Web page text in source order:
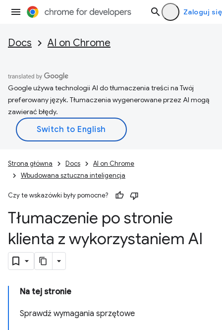
Zaloguj się
Docs AI on Chrome
Google używa technologii AI do tłumaczenia treści na Twój
preferowany język. Tłumaczenia wygenerowane przez AI mogą
zawierać błędy.
Strona główna Docs
AI on Chrome
Wbudowana sztuczna inteligencja
Czy te wskazówki były pomocne?
Tłumaczenie po stronie
klienta z wykorzystaniem AI
Na tej stronie
Sprawdź wymagania sprzętowe